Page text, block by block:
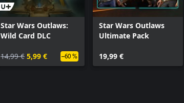
Star Wars Outlaws:
Wild Card DLC
14,99 € 5,99 € –60 %
Star Wars Outlaws
Ultimate Pack
19,99 €